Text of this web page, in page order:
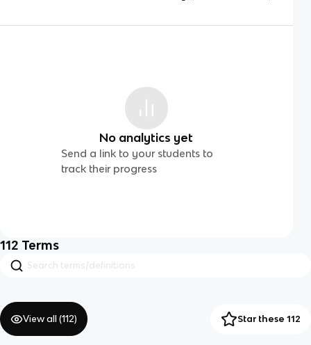
No analytics yet
Send a link to your students to
track their progress
112 Terms
View all (112) Star these 112